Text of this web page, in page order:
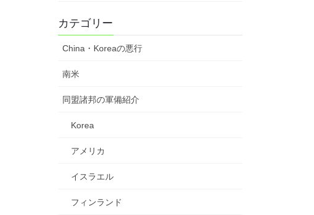
カテゴリー
China・Koreaの悪行
南米
同盟諸邦の軍備紹介
Korea
アメリカ
イスラエル
フィンランド